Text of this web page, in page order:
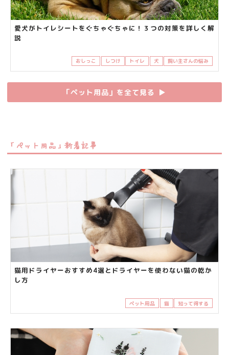
愛犬がトイレシートをぐちゃぐちゃに！３つの対策を詳しく解
説
おしっこ しつけ トイレ 犬 飼い主さんの悩み
「ペット用品」を全て見る ▶︎
「ペット用品」新着記事
猫用ドライヤーおすすめ4選とドライヤーを使わない猫の乾か
し方
ペット用品 猫 知って得する